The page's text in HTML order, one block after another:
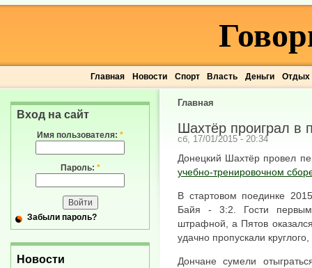
Главная Новости Спорт Власть Деньги Отдых
Главная
Шахтёр проиграл в
сб, 17/01/2015 - 20:34
Донецкий Шахтёр провел
учебно-тренировочном
В стартовом поединке
Байя - 3:2. Гости
штрафной, а Пятов
удачно пропускали
Дончане сумели
Вход на сайт
Имя пользователя: *
Пароль: *
Забыли пароль?
Новости